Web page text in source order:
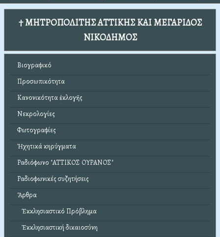
† ΜΗΤΡΟΠΟΛΙΤΗΣ ΑΤΤΙΚΗΣ ΚΑΙ ΜΕΓΑΡΙΔΟΣ
ΝΙΚΟΔΗΜΟΣ
Βιογραφικό
Προσωπικότητα
Κανονικότητα ἐκλογῆς
Νεκρολογίες
Φωτογραφίες
Ἠχητικά κηρύγματα
Ραδιόφωνο "ΑΤΤΙΚΟΣ ΟΥΡΑΝΟΣ"
Ραδιοφωνικές συζητήσεις
Ἄρθρα
Ἐκκλησιαστικό Πρόβλημα
Ἐκκλησιαστική δικαιοσύνη